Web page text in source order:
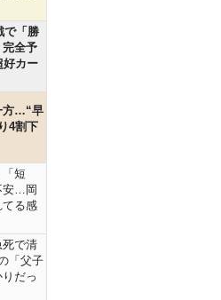
で「勝
完全予
好カー
方…“早
4割下
短
安…岡
てる感
死で清
「父子
だっ